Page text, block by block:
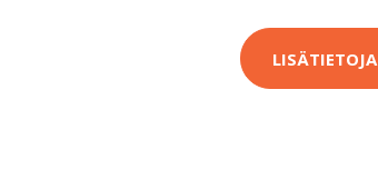
LISÄTIETOJA